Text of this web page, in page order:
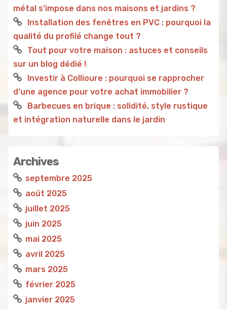
métal s’impose dans nos maisons et jardins ?
Installation des fenêtres en PVC : pourquoi la
qualité du profilé change tout ?
Tout pour votre maison : astuces et conseils
sur un blog dédié !
Investir à Collioure : pourquoi se rapprocher
d’une agence pour votre achat immobilier ?
Barbecues en brique : solidité, style rustique
et intégration naturelle dans le jardin
Archives
septembre 2025
août 2025
juillet 2025
juin 2025
mai 2025
avril 2025
mars 2025
février 2025
janvier 2025